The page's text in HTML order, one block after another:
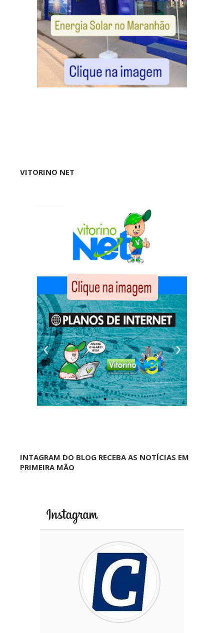
VITORINO NET
INTAGRAM DO BLOG RECEBA AS NOTÍCIAS EM
PRIMEIRA MÃO